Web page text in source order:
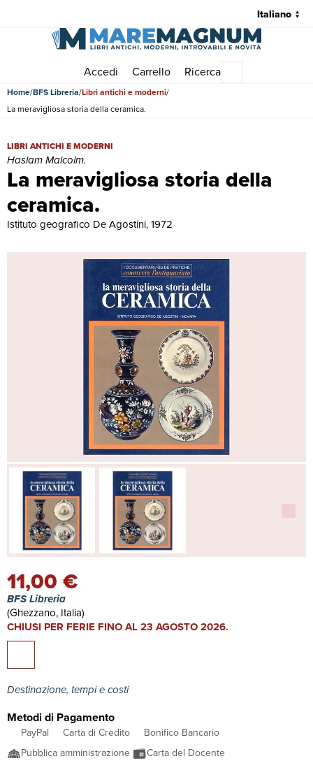
Accedi Carrello Ricerca
Home BFS Libreria Libri antichi e moderni
La meravigliosa storia della ceramica.
La meravigliosa storia della
ceramica.
La meravigliosa storia della ceramica. | Libri antichi e moderni |
LIBRI ANTICHI E MODERNI
Haslam Malcolm.
Istituto geografico De Agostini, 1972
11,00 €
BFS Libreria
(Ghezzano, Italia)
CHIUSI PER FERIE FINO AL 23 AGOSTO 2026.
Destinazione, tempi e costi
Metodi di Pagamento
PayPal Carta di Credito
Bonifico Bancario
Pubblica amministrazione
Carta del Docente